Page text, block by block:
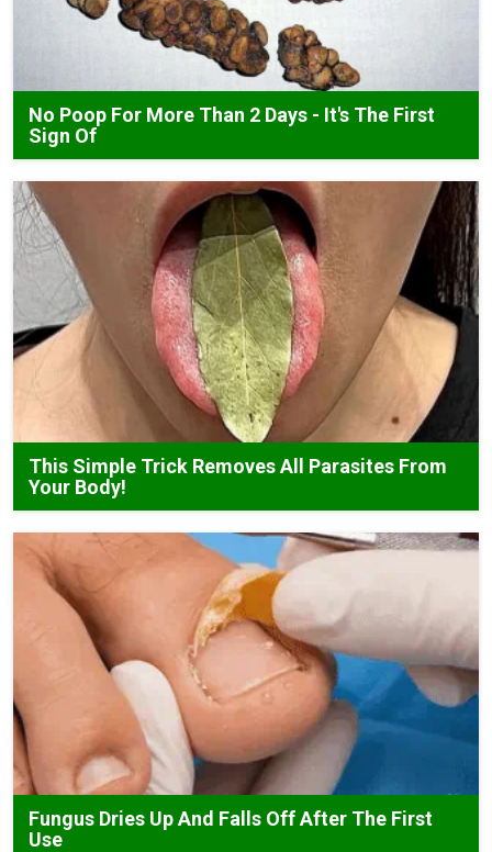
No Poop For More Than 2 Days - It's The First
Sign Of
This Simple Trick Removes All Parasites From
Your Body!
Fungus Dries Up And Falls Off After The First
Use